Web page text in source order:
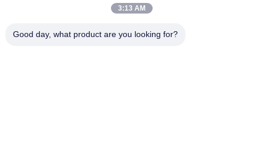
3:13 AM
Good day, what product are you looking for?